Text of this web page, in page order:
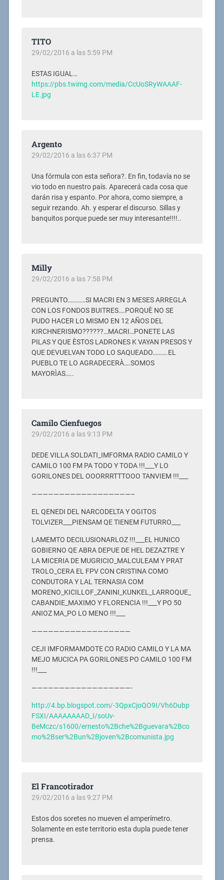
TITO
29/02/2016 a las 5:59 PM
ESTAS IGUAL…
https://pbs.twimg.com/media/CcUoSRyWAAAF-
LE.jpg
Argento
29/02/2016 a las 6:37 PM
Una fórmula con esta señora?. En fin, todavía no se
vio todo en nuestro país. Aparecerá cada cosa que
darán risa y espanto. Por ahora, como siempre, a
seguir rezando. Ah. y esperar el discurso. Sillas y
banquitos porque puede ser muy interesante!!!!..
Milly
29/02/2016 a las 7:58 PM
PREGUNTO…………SI MACRI EN 3 MESES ARREGLA
CON LOS FONDOS BUITRES….PORQUÈ NO SE
PUDO HACER LO MISMO EN 12 AÑOS DEL
KIRCHNERISMO??????…MACRI…PONETE LAS
PILAS Y QUE ÈSTOS LADRONES K VAYAN PRESOS Y
QUE DEVUELVAN TODO LO SAQUEADO……….EL
PUEBLO TE LO AGRADECERÀ….SOMOS
MAYORÌAS…..
Camilo Cienfuegos
29/02/2016 a las 9:13 PM
DEDE VILLA SOLDATI_IMFORMA RADIO CAMILO Y
CAMILO 100 FM PA TODO Y TODA !!!___Y LO
GORILONES DEL OOORRRTTTOOO TANVIEM !!!___
——————————————————–
EL QENEDI DEL NARCODELTA Y OGITOS
TOLVIZER___PIENSAM QE TIENEM FUTURRO___
LAMEMTO DECILUSIONARLOZ !!!___EL HUNICO
GOBIERNO QE ABRA DEPUE DE HEL DEZAZTRE Y
LA MICERIA DE MUGRICIO_MALCULEAM Y PRAT
TROLO_CERA EL FPV CON CRISTINA COMO
CONDUTORA Y LAL TERNASIA COM
MORENO_KICILLOF_ZANINI_KUNKEL_LARROQUE_
CABANDIE_MAXIMO Y FLORENCIA !!!___Y PO 50
ANIOZ MA_PO LO MENO !!!___
——————————————————
CEJI IMFORMAMDOTE CO RADIO CAMILO Y LA MA
MEJO MUCICA PA GORILONES PO CAMILO 100 FM
!!!___
——————————————————-
http://4.bp.blogspot.com/-3QpxCjoQO9I/Vh6Dubp
FSXI/AAAAAAAAD_I/soUv-
BeMczc/s1600/ernesto%2Bche%2Bguevara%2Bco
mo%2Bser%2Bun%2Bjoven%2Bcomunista.jpg
El Francotirador
29/02/2016 a las 9:27 PM
Estos dos soretes no mueven el amperímetro.
Solamente en este territorio esta dupla puede tener
prensa.